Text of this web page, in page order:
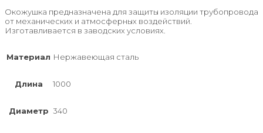
Окожушка предназначена для защиты изоляции трубопровода
от механических и атмосферных воздействий.
Изготавливается в заводских условиях.
Материал Нержавеющая сталь
Длина 1000
Диаметр 340